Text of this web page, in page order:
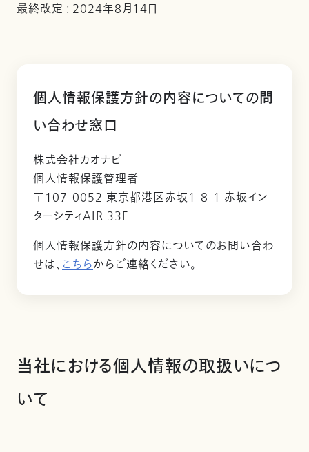
最終改定 : 2024年8月14日
個人情報保護方針の内容についての問
い合わせ窓口
株式会社カオナビ
個人情報保護管理者
〒107-0052 東京都港区赤坂1-8-1 赤坂イン
ターシティAIR 33F
個人情報保護方針の内容についてのお問い合わ
せは、こちらからご連絡ください。
当社における個人情報の取扱いにつ
いて